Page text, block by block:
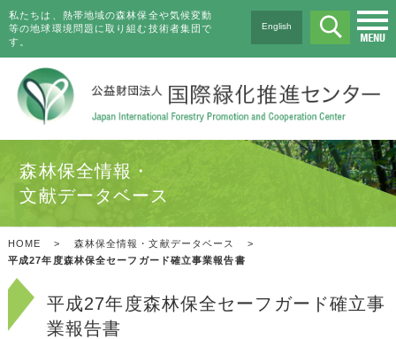
私たちは、熱帯地域の森林保全や気候変動
等の地球環境問題に取り組む技術者集団で
す。
English
森林保全情報・
文献データベース
HOME > 森林保全情報・文献データベース
>
平成27年度森林保全セーフガード確立事業報告書
平成27年度森林保全セーフガード確立事
業報告書